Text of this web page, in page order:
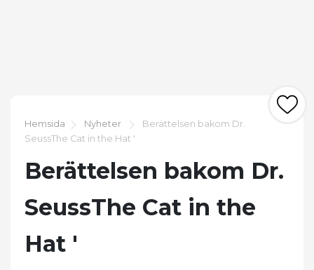
Hemsida Nyheter
Berättelsen bakom Dr.
SeussThe Cat in the Hat '
Berättelsen bakom Dr.
SeussThe Cat in the
Hat '